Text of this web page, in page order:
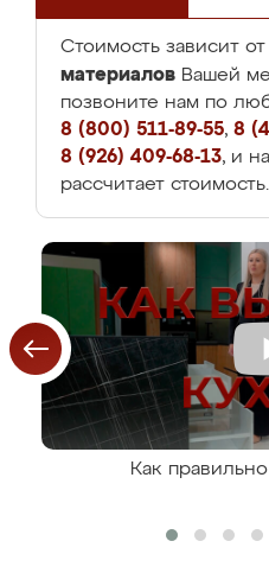
Стоимость зависит от
материалов Вашей
позвоните нам по
8 (800) 511-89-55, 8
8 (926) 409-68-13, и
рассчитает стоимость.
Как